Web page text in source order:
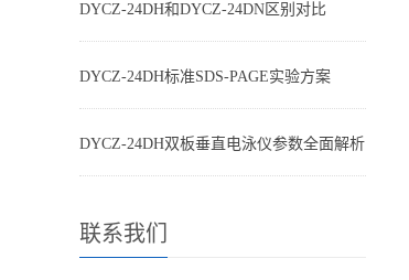
DYCZ-24DH和DYCZ-24DN区别对比
DYCZ-24DH标准SDS-PAGE实验方案
DYCZ-24DH双板垂直电泳仪参数全面解析
联系我们